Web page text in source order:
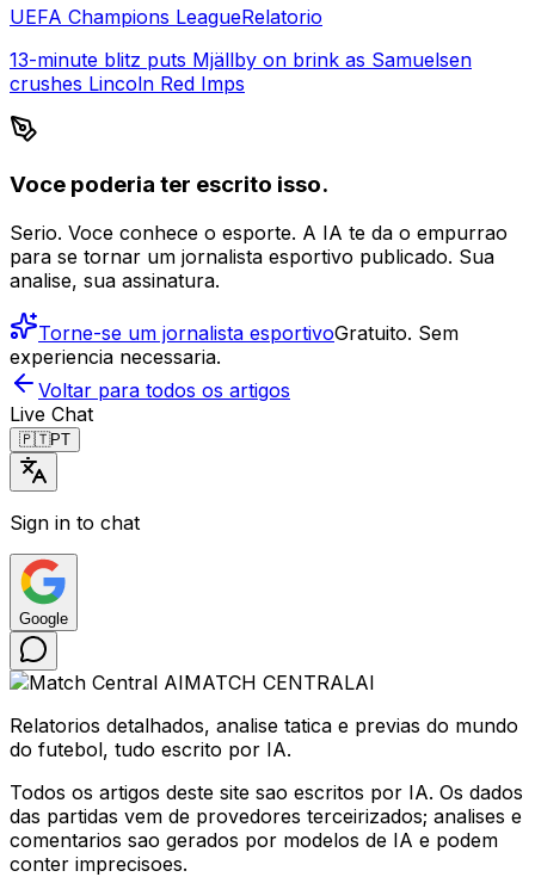
UEFA Champions LeagueRelatorio
13-minute blitz puts Mjällby on brink as Samuelsen
crushes Lincoln Red Imps
Voce poderia ter escrito isso.
Serio. Voce conhece o esporte. A IA te da o empurrao
para se tornar um jornalista esportivo publicado. Sua
analise, sua assinatura.
Torne-se um jornalista esportivoGratuito. Sem
experiencia necessaria.
Voltar para todos os artigos
Live Chat
🇵🇹PT
Sign in to chat
Google
MATCH CENTRALAI
Relatorios detalhados, analise tatica e previas do mundo
do futebol, tudo escrito por IA.
Todos os artigos deste site sao escritos por IA. Os dados
das partidas vem de provedores terceirizados; analises e
comentarios sao gerados por modelos de IA e podem
conter imprecisoes.